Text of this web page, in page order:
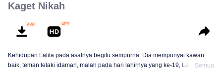
Kaget Nikah
Kehidupan Lalita pada asalnya begitu sempurna. Dia mempunyai kawan
baik, teman lelaki idaman, malah pada hari lahirnya yang ke-19, Lalita telah
Semua